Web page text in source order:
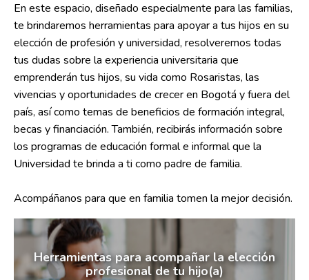
En este espacio, diseñado especialmente para las familias,
te brindaremos herramientas para apoyar a tus hijos en su
elección de profesión y universidad, resolveremos todas
tus dudas sobre la experiencia universitaria que
emprenderán tus hijos, su vida como Rosaristas, las
vivencias y oportunidades de crecer en Bogotá y fuera del
país, así como temas de beneficios de formación integral,
becas y financiación. También, recibirás información sobre
los programas de educación formal e informal que la
Universidad te brinda a ti como padre de familia.
Acompáñanos para que en familia tomen la mejor decisión.
Herramientas para acompañar la elección
profesional de tu hijo(a)